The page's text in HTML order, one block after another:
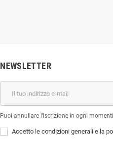
NEWSLETTER
Puoi annullare l'iscrizione in ogni
Accetto le condizioni generali e la